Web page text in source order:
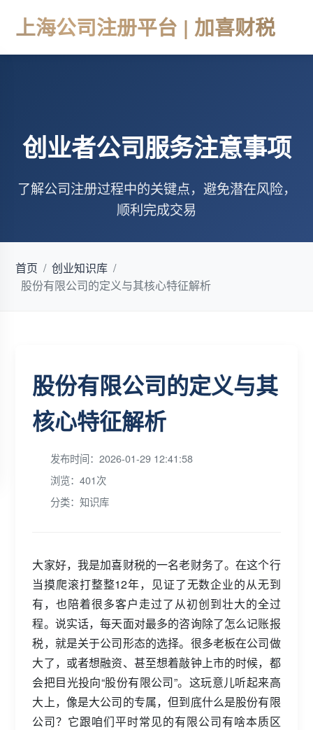
上海公司注册平台 | 加喜财税
创业者公司服务注意事项
了解公司注册过程中的关键点，避免潜在风险，
顺利完成交易
首页 / 创业知识库 /
股份有限公司的定义与其核心特征解析
股份有限公司的定义与其
核心特征解析
发布时间：2026-01-29 12:41:58
浏览：401次
分类：知识库
大家好，我是加喜财税的一名老财务了。在这个行
当摸爬滚打整整12年，见证了无数企业的从无到
有，也陪着很多客户走过了从初创到壮大的全过
程。说实话，每天面对最多的咨询除了怎么记账报
税，就是关于公司形态的选择。很多老板在公司做
大了，或者想融资、甚至想着敲钟上市的时候，都
会把目光投向“股份有限公司”。这玩意儿听起来高
大上，像是大公司的专属，但到底什么是股份有限
公司？它跟咱们平时常见的有限公司有啥本质区